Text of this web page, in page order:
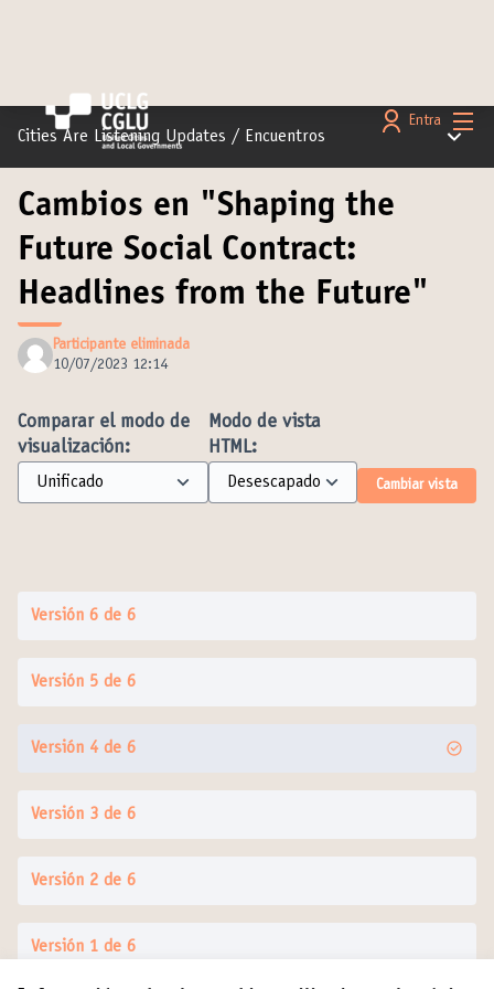
Entra
Cities Are Listening Updates / Encuentros Menú
Cambios en "Shaping the
Future Social Contract:
Headlines from the Future"
Participante eliminada
10/07/2023 12:14
Comparar el modo de
visualización:
Modo de vista
HTML:
Cambiar vista
Versión 6 de 6
Versión 5 de 6
Versión 4 de 6
Versión 3 de 6
Versión 2 de 6
Versión 1 de 6